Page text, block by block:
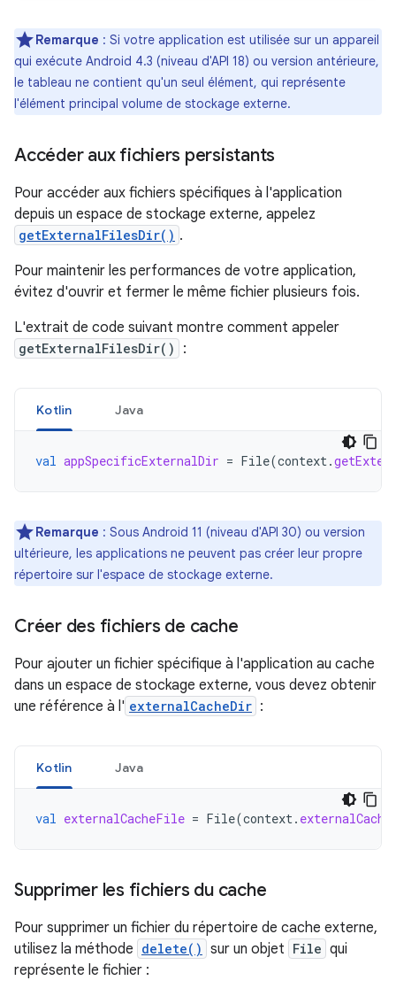
Remarque : Si votre application est utilisée sur un appareil
qui exécute Android 4.3 (niveau d'API 18) ou version antérieure,
le tableau ne contient qu'un seul élément, qui représente
l'élément principal volume de stockage externe.
Accéder aux fichiers persistants
Pour accéder aux fichiers spécifiques à l'application
depuis un espace de stockage externe, appelez
getExternalFilesDir() .
Pour maintenir les performances de votre application,
évitez d'ouvrir et fermer le même fichier plusieurs fois.
L'extrait de code suivant montre comment appeler
getExternalFilesDir() :
Kotlin Java
val appSpecificExternalDir = File(context.
Remarque : Sous Android 11 (niveau d'API 30) ou version
ultérieure, les applications ne peuvent pas créer leur propre
répertoire sur l'espace de stockage externe.
Créer des fichiers de cache
Pour ajouter un fichier spécifique à l'application au cache
dans un espace de stockage externe, vous devez obtenir
une référence à l' externalCacheDir :
Kotlin Java
val externalCacheFile = File(context.
Supprimer les fichiers du cache
Pour supprimer un fichier du répertoire de cache externe,
utilisez la méthode delete() sur un objet File qui
représente le fichier :